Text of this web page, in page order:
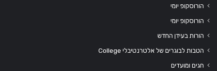
הורוסקופ יומי
הורוסקופ יומי
הורות בעידן החדש
הטבות לבוגרים של אלטרנטיבלי College
חגים ומועדים